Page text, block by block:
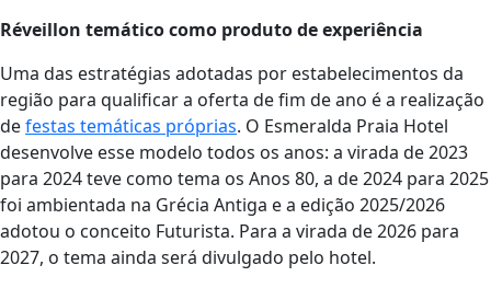
Réveillon temático como produto de experiência
Uma das estratégias adotadas por estabelecimentos da
região para qualificar a oferta de fim de ano é a realização
defestas temáticas próprias. O Esmeralda Praia Hotel
desenvolve esse modelo todos os anos: a virada de 2023
para 2024 teve como tema os Anos 80, a de 2024 para 2025
foi ambientada na Grécia Antiga e a edição 2025/2026
adotou o conceito Futurista. Para a virada de 2026 para
2027, o tema ainda será divulgado pelo hotel.